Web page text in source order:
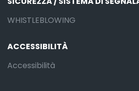
WHISTLEBLOWING
ACCESSIBILITÀ
Accessibilità